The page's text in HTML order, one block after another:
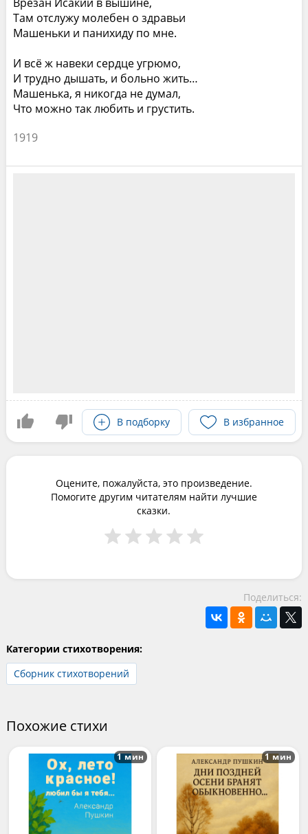
Там отслужу молебен о здравьи
Машеньки и панихиду по мне.
И всё ж навеки сердце угрюмо,
И трудно дышать, и больно жить…
Машенька, я никогда не думал,
Что можно так любить и грустить.
1919
В подборку В избранное
Оцените, пожалуйста, это произведение.
Помогите другим читателям найти лучшие
сказки.
Поделиться:
Категории стихотворения:
Сборник стихотворений
Похожие стихи
1 мин 1 мин